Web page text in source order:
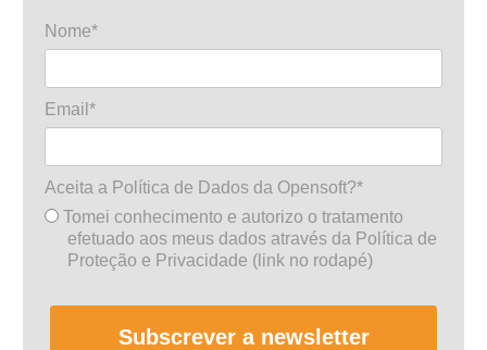
Nome*
Email*
Aceita a Política de Dados da Opensoft?*
Tomei conhecimento e autorizo o tratamento
efetuado aos meus dados através da Política de
Proteção e Privacidade (link no rodapé)
Subscrever a newsletter